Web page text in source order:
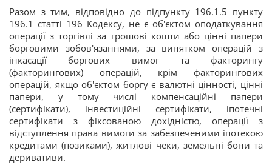
Разом з тим, відповідно до підпункту 196.1.5 пункту
196.1 статті 196 Кодексу, не є об'єктом оподаткування
операції з торгівлі за грошові кошти або цінні папери
борговими зобов'язаннями, за винятком операцій з
інкасації боргових вимог та факторингу
(факторингових) операцій, крім факторингових
операцій, якщо об'єктом боргу є валютні цінності, цінні
папери, у тому числі компенсаційні папери
(сертифікати), інвестиційні сертифікати, іпотечні
сертифікати з фіксованою дохідністю, операції з
відступлення права вимоги за забезпеченими іпотекою
кредитами (позиками), житлові чеки, земельні бони та
деривативи.